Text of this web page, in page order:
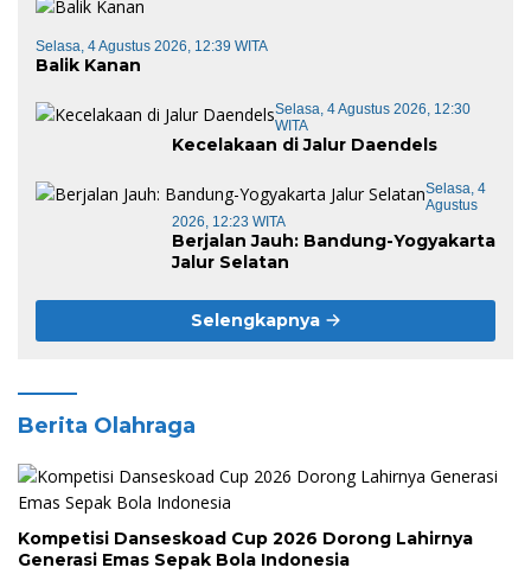
Selasa, 4 Agustus 2026, 12:39 WITA
Balik Kanan
Selasa, 4 Agustus 2026, 12:30
WITA
Kecelakaan di Jalur Daendels
Selasa, 4
Agustus
2026, 12:23 WITA
Berjalan Jauh: Bandung-Yogyakarta
Jalur Selatan
Selengkapnya
Berita Olahraga
Kompetisi Danseskoad Cup 2026 Dorong Lahirnya
Generasi Emas Sepak Bola Indonesia